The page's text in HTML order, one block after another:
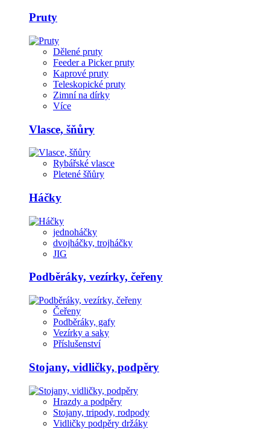
Pruty
Dělené pruty
Feeder a Picker pruty
Kaprové pruty
Teleskopické pruty
Zimní na dírky
Více
Vlasce, šňůry
Rybářské vlasce
Pletené šňůry
Háčky
jednoháčky
dvojháčky, trojháčky
JIG
Podběráky, vezírky, čeřeny
Čeřeny
Podběráky, gafy
Vezírky a saky
Příslušenství
Stojany, vidličky, podpěry
Hrazdy a podpěry
Stojany, tripody, rodpody
Vidličky podpěry držáky